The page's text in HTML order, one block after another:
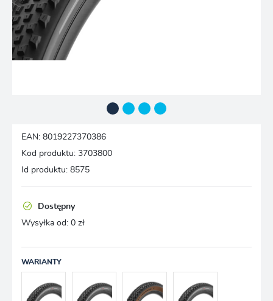
EAN: 8019227370386
Kod produktu: 3703800
Id produktu: 8575
Dostępny
Wysyłka od: 0 zł
WARIANTY